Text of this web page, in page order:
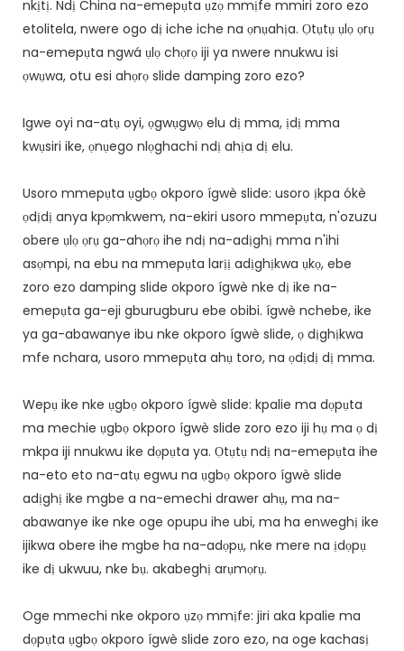
nkịtị. Ndị China na-emepụta ụzọ mmịfe mmiri zoro ezo
etolitela, nwere ogo dị iche iche na ọnụahịa. Ọtụtụ ụlọ ọrụ
na-emepụta ngwá ụlọ chọrọ iji ya nwere nnukwu isi
ọwụwa, otu esi ahọrọ slide damping zoro ezo?
Igwe oyi na-atụ oyi, ọgwụgwọ elu dị mma, ịdị mma
kwụsiri ike, ọnụego nlọghachi ndị ahịa dị elu.
Usoro mmepụta ụgbọ okporo ígwè slide: usoro ịkpa ókè
ọdịdị anya kpọmkwem, na-ekiri usoro mmepụta, n'ozuzu
obere ụlọ ọrụ ga-ahọrọ ihe ndị na-adịghị mma n'ihi
asọmpi, na ebu na mmepụta larịị adịghịkwa ụkọ, ebe
zoro ezo damping slide okporo ígwè nke dị ike na-
emepụta ga-eji gburugburu ebe obibi. ígwè nchebe, ike
ya ga-abawanye ibu nke okporo ígwè slide, ọ dịghịkwa
mfe nchara, usoro mmepụta ahụ toro, na ọdịdị dị mma.
Wepụ ike nke ụgbọ okporo ígwè slide: kpalie ma dọpụta
ma mechie ụgbọ okporo ígwè slide zoro ezo iji hụ ma ọ dị
mkpa iji nnukwu ike dọpụta ya. Ọtụtụ ndị na-emepụta ihe
na-eto eto na-atụ egwu na ụgbọ okporo ígwè slide
adịghị ike mgbe a na-emechi drawer ahụ, ma na-
abawanye ike nke oge opupu ihe ubi, ma ha enweghị ike
ijikwa obere ihe mgbe ha na-adọpụ, nke mere na ịdọpụ
ike dị ukwuu, nke bụ. akabeghị arụmọrụ.
Oge mmechi nke okporo ụzọ mmịfe: jiri aka kpalie ma
dọpụta ụgbọ okporo ígwè slide zoro ezo, na oge kachasị